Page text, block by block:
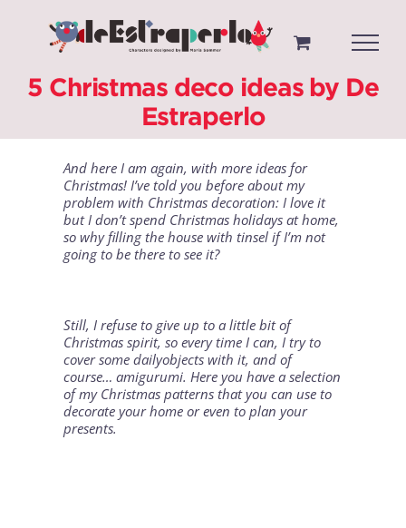
contenido
5 Christmas deco ideas by De
Estraperlo
And here I am again, with more ideas for
Christmas! I’ve told you before about my
problem with Christmas decoration: I love it
but I don’t spend Christmas holidays at home,
so why filling the house with tinsel if I’m not
going to be there to see it?
Still, I refuse to give up to a little bit of
Christmas spirit, so every time I can, I try to
cover some dailyobjects with it, and of
course… amigurumi. Here you have a selection
of my Christmas patterns that you can use to
decorate your home or even to plan your
presents.